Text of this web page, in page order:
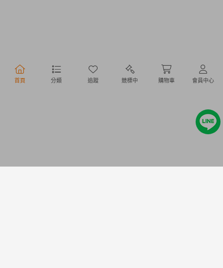
首頁 分類 追蹤 競標中 購物車 會員中心
行動購物